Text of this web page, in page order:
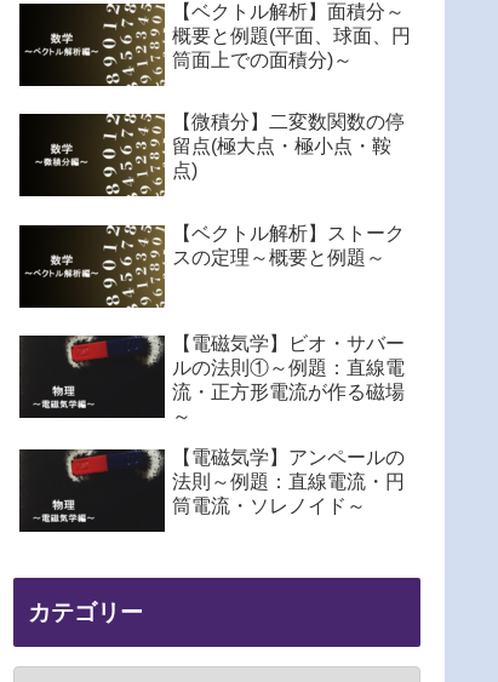
【ベクトル解析】面積分～
概要と例題(平面、球面、円
筒面上での面積分)～
【微積分】二変数関数の停
留点(極大点・極小点・鞍
点)
【ベクトル解析】ストーク
スの定理～概要と例題～
【電磁気学】ビオ・サバー
ルの法則①～例題：直線電
流・正方形電流が作る磁場
～
【電磁気学】アンペールの
法則～例題：直線電流・円
筒電流・ソレノイド～
カテゴリー